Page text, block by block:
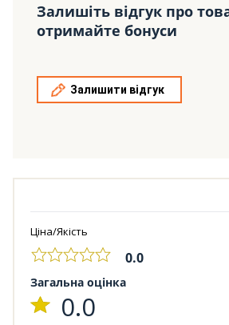
Залишіть відгук про
отримайте бонуси
Залишити відгук
Ціна/Якість
0.0
Загальна оцінка
0.0